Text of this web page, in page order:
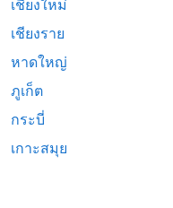
เชียงใหม่
เชียงราย
หาดใหญ่
ภูเก็ต
กระบี่
เกาะสมุย